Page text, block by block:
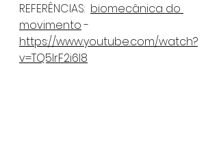
REFERÊNCIAS: biomecânica do
movimento -
https://www.youtube.com/watch?
v=TQ5IrF2i6I8